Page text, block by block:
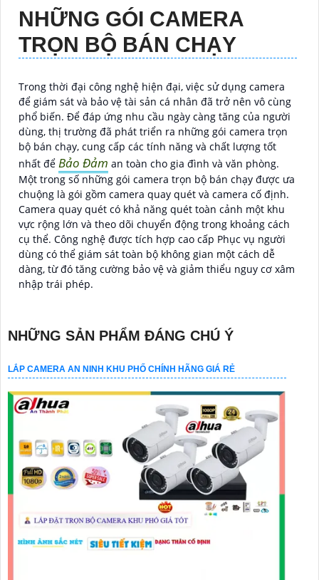
NHỮNG GÓI CAMERA
TRỌN BỘ BÁN CHẠY
Trong thời đại công nghệ hiện đại, việc sử dụng camera
để giám sát và bảo vệ tài sản cá nhân đã trở nên vô cùng
phổ biến. Để đáp ứng nhu cầu ngày càng tăng của người
dùng, thị trường đã phát triển ra những gói camera trọn
bộ bán chạy, cung cấp các tính năng và chất lượng tốt
nhất để Bảo Đảm an toàn cho gia đình và văn phòng.
Một trong số những gói camera trọn bộ bán chạy được ưa
chuộng là gói gồm camera quay quét và camera cố định.
Camera quay quét có khả năng quét toàn cảnh một khu
vực rộng lớn và theo dõi chuyển động trong khoảng cách
cụ thể. Công nghệ được tích hợp cao cấp Phục vụ người
dùng có thể giám sát toàn bộ không gian một cách dễ
dàng, từ đó tăng cường bảo vệ và giảm thiểu nguy cơ xâm
nhập trái phép.
NHỮNG SẢN PHẨM ĐÁNG CHÚ Ý
LẮP CAMERA AN NINH KHU PHỐ CHÍNH HÃNG GIÁ RẺ